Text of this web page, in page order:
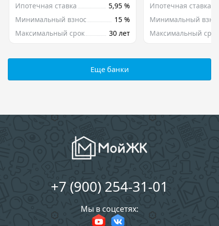
Ипотечная ставка
5,95 %
Минимальный взнос
15 %
Максимальный срок
30 лет
Ипотечная ставка
Минимальный
Максимальный срок
Еще банки
+7 (900) 254-31-01
Мы в соцсетях: